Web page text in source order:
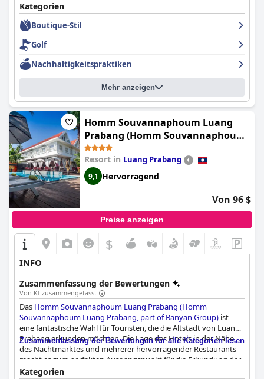
Optionen, schön präsentiert und mit viel Liebe zum Detail
zubereitet. Die Zimmer sind stilvoll und komfortabel mit
bequemen und geräumigen Betten und das Hotel legt großen
Wert auf Sauberkeit. Das Personal wird immer wieder für seine
Freundlichkeit, Hilfsbereitschaft und Professionalität gelobt und
schafft eine einladende Atmosphäre, die die Gäste zu schätzen
wissen. Insgesamt bietet dasSalana Boutique Hotel
hervorragendes Preis-Leistungs-Verhältnis und ausgezeichnete
Kategorien
Boutique-Stil
Golf
Nachhaltigkeitspraktiken
Mehr anzeigen
Homm Souvannaphoum Luang
Prabang (Homm Souvannaphoum
Luang Prabang, part of Banyan
Group)
Resort in Luang Prabang
9,1 Hervorragend
Von 96 $
Preise anzeigen
$
INFO
Zusammenfassung der Bewertungen
Von KI zusammengefasst
Das Homm Souvannaphoum Luang Prabang (Homm
Souvannaphoum Luang Prabang, part of Banyan Group) ist
eine fantastische Wahl für Touristen, die die Altstadt von Luang
Prabang erkunden möchten. Die Lage des Hotels in der Nähe
des Nachtmarktes und mehrerer hervorragender Restaurants
macht es zum perfekten Ausgangspunkt für die Erkundung der
Stadt. Das Frühstück ist mit seiner frischen und
Zusammenfassung der Bewertungen für alle Kategorien lesen
Kategorien